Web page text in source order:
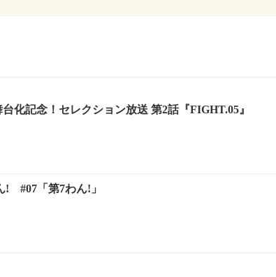
化記念！セレクション放送 第2話『FIGHT.05』
! #07「第7わん!」